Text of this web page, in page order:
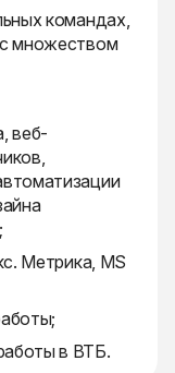
командах,
множеством
веб-
Метрика, MS
в ВТБ.